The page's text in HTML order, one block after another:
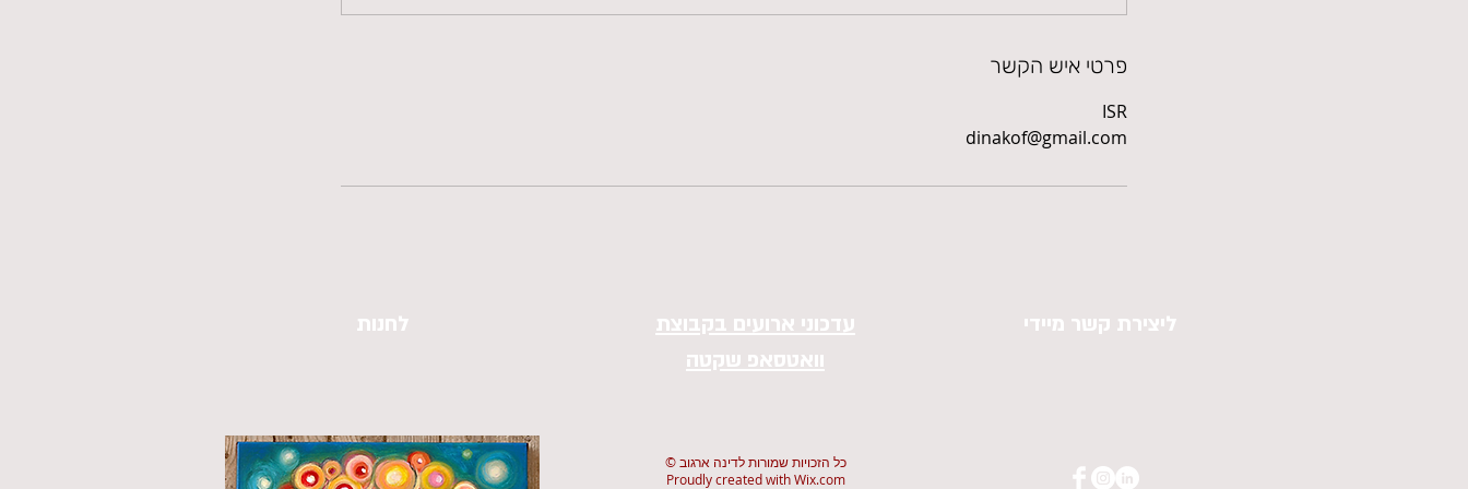
פרטי איש הקשר
ISR
dinakof@gmail.com
לחנות
עדכוני ארועים בקבוצת
וואטסאפ שקטה
ליצירת קשר מיידי
© כל הזכויות שמורות לדינה ארגוב
Proudly created withWix.com